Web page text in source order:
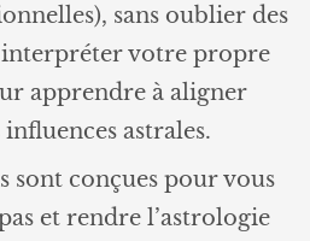
sans oublier des
votre propre
apprendre à aligner
astrales.
sont conçues pour vous
et rendre l’astrologie